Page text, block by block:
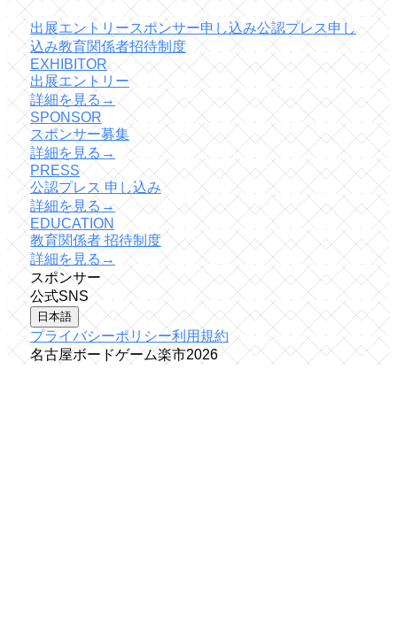
出展エントリースポンサー申し込み公認プレス申し
込み教育関係者招待制度
EXHIBITOR
出展エントリー
詳細を見る→
SPONSOR
スポンサー募集
詳細を見る→
PRESS
公認プレス 申し込み
詳細を見る→
EDUCATION
教育関係者 招待制度
詳細を見る→
スポンサー
公式SNS
日本語
プライバシーポリシー利用規約
名古屋ボードゲーム楽市2026